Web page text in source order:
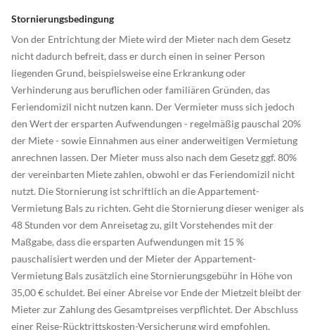
Stornierungsbedingung
Von der Entrichtung der Miete wird der Mieter nach dem Gesetz
nicht dadurch befreit, dass er durch einen in seiner Person
liegenden Grund, beispielsweise eine Erkrankung oder
Verhinderung aus beruflichen oder familiären Gründen, das
Feriendomizil nicht nutzen kann. Der Vermieter muss sich jedoch
den Wert der ersparten Aufwendungen - regelmäßig pauschal 20%
der Miete - sowie Einnahmen aus einer anderweitigen Vermietung
anrechnen lassen. Der Mieter muss also nach dem Gesetz ggf. 80%
der vereinbarten Miete zahlen, obwohl er das Feriendomizil nicht
nutzt. Die Stornierung ist schriftlich an die Appartement-
Vermietung Bals zu richten. Geht die Stornierung dieser weniger als
48 Stunden vor dem Anreisetag zu, gilt Vorstehendes mit der
Maßgabe, dass die ersparten Aufwendungen mit 15 %
pauschalisiert werden und der Mieter der Appartement-
Vermietung Bals zusätzlich eine Stornierungsgebühr in Höhe von
35,00 € schuldet. Bei einer Abreise vor Ende der Mietzeit bleibt der
Mieter zur Zahlung des Gesamtpreises verpflichtet. Der Abschluss
einer Reise-Rücktrittskosten-Versicherung wird empfohlen.